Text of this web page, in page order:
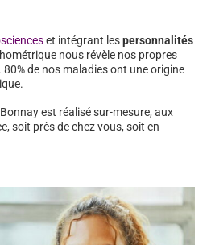
et intégrant lespersonnalités
nous révèle nos propres
de nos maladies ont une origine
est réalisé sur-mesure, aux
soit près de chez vous, soit en